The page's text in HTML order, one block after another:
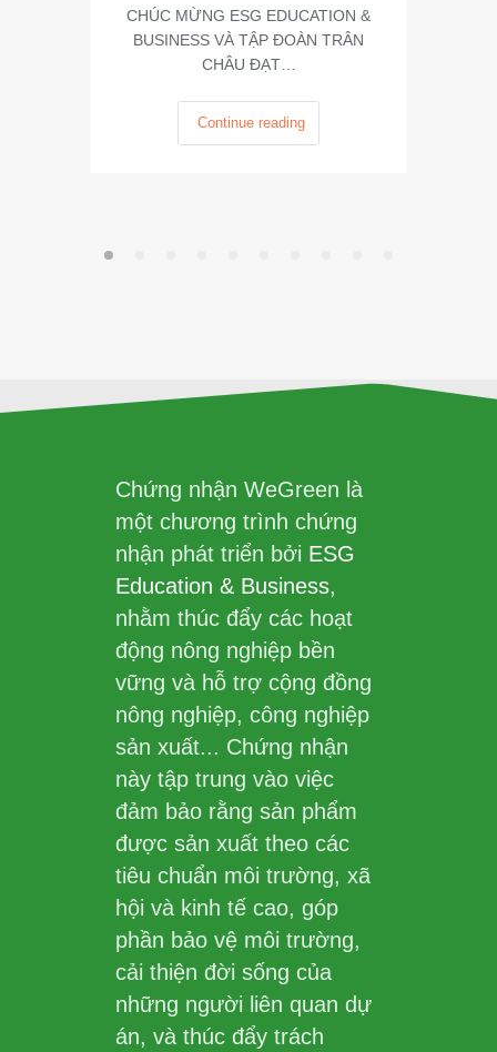
CHÚC MỪNG ESG EDUCATION &
BUSINESS VÀ TẬP ĐOÀN TRÂN
CHÂU ĐẠT…
Continue reading
Chứng nhận WeGreen là
một chương trình chứng
nhận phát triển bởi ESG
Education & Business,
nhằm thúc đẩy các hoạt
động nông nghiệp bền
vững và hỗ trợ cộng đồng
nông nghiệp, công nghiệp
sản xuất... Chứng nhận
này tập trung vào việc
đảm bảo rằng sản phẩm
được sản xuất theo các
tiêu chuẩn môi trường, xã
hội và kinh tế cao, góp
phần bảo vệ môi trường,
cải thiện đời sống của
những người liên quan dự
án, và thúc đẩy trách